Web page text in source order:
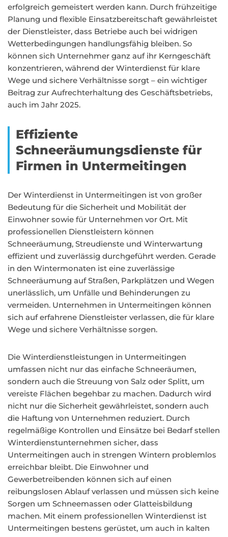
erfolgreich gemeistert werden kann. Durch frühzeitige
Planung und flexible Einsatzbereitschaft gewährleistet
der Dienstleister, dass Betriebe auch bei widrigen
Wetterbedingungen handlungsfähig bleiben. So
können sich Unternehmer ganz auf ihr Kerngeschäft
konzentrieren, während der Winterdienst für klare
Wege und sichere Verhältnisse sorgt – ein wichtiger
Beitrag zur Aufrechterhaltung des Geschäftsbetriebs,
auch im Jahr 2025.
Effiziente
Schneeräumungsdienste für
Firmen in Untermeitingen
Der Winterdienst in Untermeitingen ist von großer
Bedeutung für die Sicherheit und Mobilität der
Einwohner sowie für Unternehmen vor Ort. Mit
professionellen Dienstleistern können
Schneeräumung, Streudienste und Winterwartung
effizient und zuverlässig durchgeführt werden. Gerade
in den Wintermonaten ist eine zuverlässige
Schneeräumung auf Straßen, Parkplätzen und Wegen
unerlässlich, um Unfälle und Behinderungen zu
vermeiden. Unternehmen in Untermeitingen können
sich auf erfahrene Dienstleister verlassen, die für klare
Wege und sichere Verhältnisse sorgen.
Die Winterdienstleistungen in Untermeitingen
umfassen nicht nur das einfache Schneeräumen,
sondern auch die Streuung von Salz oder Splitt, um
vereiste Flächen begehbar zu machen. Dadurch wird
nicht nur die Sicherheit gewährleistet, sondern auch
die Haftung von Unternehmen reduziert. Durch
regelmäßige Kontrollen und Einsätze bei Bedarf stellen
Winterdienstunternehmen sicher, dass
Untermeitingen auch in strengen Wintern problemlos
erreichbar bleibt. Die Einwohner und
Gewerbetreibenden können sich auf einen
reibungslosen Ablauf verlassen und müssen sich keine
Sorgen um Schneemassen oder Glatteisbildung
machen. Mit einem professionellen Winterdienst ist
Untermeitingen bestens gerüstet, um auch in kalten